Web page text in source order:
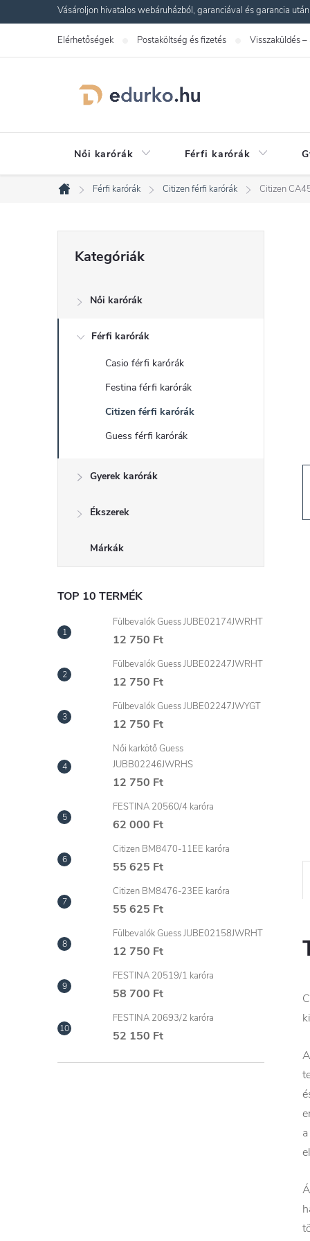
a
Vásároljon hivatalos webáruházból, garanciával és garancia
Elérhetőségek Postaköltség és fizetés Visszaküldés –
Női karórák Férfi karórák
Kezdőlap
Férfi karórák Citizen férfi karórák Citizen
O
d
ó
n
e
l
átugrása
Kategóriák
Női karórák
Férfi karórák
Casio férfi karórák
Festina férfi karórák
Citizen férfi karórák
Guess férfi karórák
Gyerek karórák
Ékszerek
Márkák
TOP 10 TERMÉK
Fülbevalók Guess JUBE02174JWRHT
12 750 Ft
Fülbevalók Guess JUBE02247JWRHT
12 750 Ft
Fülbevalók Guess JUBE02247JWYGT
12 750 Ft
Női karkötő Guess
JUBB02246JWRHS
12 750 Ft
FESTINA 20560/4 karóra
62 000 Ft
Citizen BM8470-11EE karóra
55 625 Ft
Citizen BM8476-23EE karóra
55 625 Ft
Fülbevalók Guess JUBE02158JWRHT
12 750 Ft
FESTINA 20519/1 karóra
58 700 Ft
FESTINA 20693/2 karóra
52 150 Ft